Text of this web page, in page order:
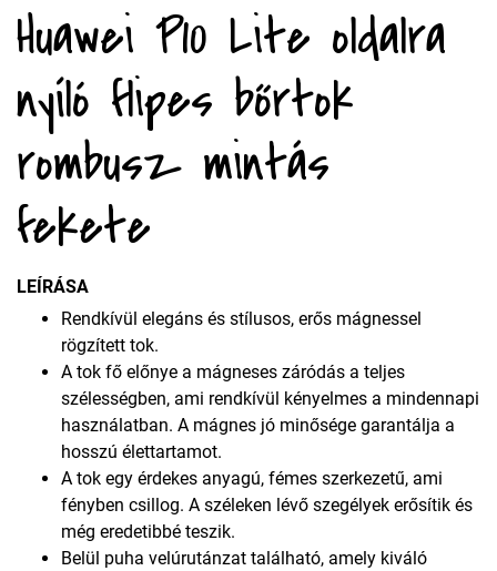
Huawei P10 Lite oldalra
nyíló flipes bőrtok
rombusz mintás
fekete
LEÍRÁSA
Rendkívül elegáns és stílusos, erős mágnessel
rögzített tok.
A tok fő előnye a mágneses záródás a teljes
szélességben, ami rendkívül kényelmes a mindennapi
használatban. A mágnes jó minősége garantálja a
hosszú élettartamot.
A tok egy érdekes anyagú, fémes szerkezetű, ami
fényben csillog. A széleken lévő szegélyek erősítik és
még eredetibbé teszik.
Belül puha velúrutánzat található, amely kiváló